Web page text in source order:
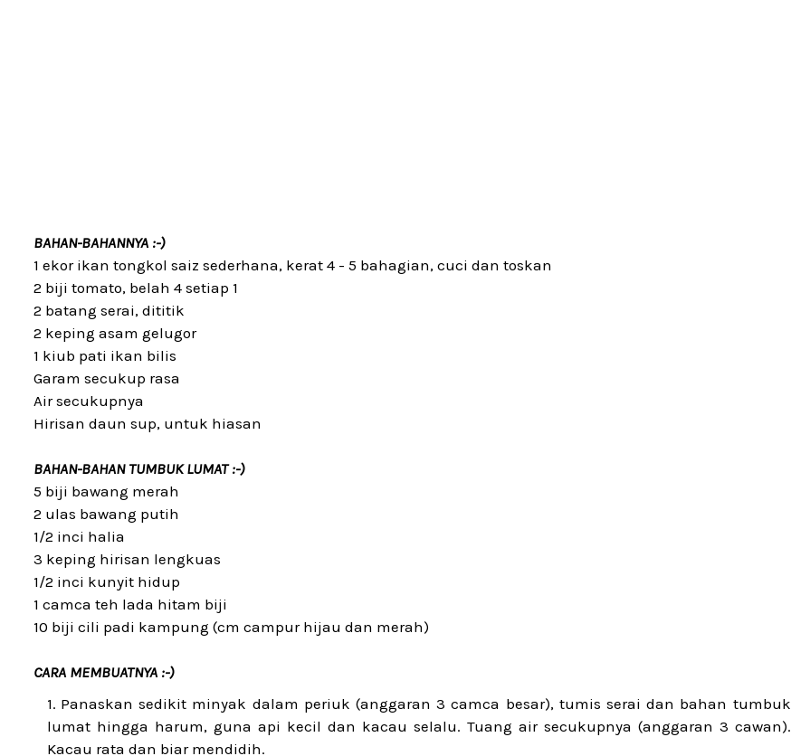
BAHAN-BAHANNYA :-)
1 ekor ikan tongkol saiz sederhana, kerat 4 - 5 bahagian, cuci dan toskan
2 biji tomato, belah 4 setiap 1
2 batang serai, dititik
2 keping asam gelugor
1 kiub pati ikan bilis
Garam secukup rasa
Air secukupnya
Hirisan daun sup, untuk hiasan
BAHAN-BAHAN TUMBUK LUMAT :-)
5 biji bawang merah
2 ulas bawang putih
1/2 inci halia
3 keping hirisan lengkuas
1/2 inci kunyit hidup
1 camca teh lada hitam biji
10 biji cili padi kampung (cm campur hijau dan merah)
CARA MEMBUATNYA :-)
Panaskan sedikit minyak dalam periuk (anggaran 3 camca besar), tumis serai dan bahan tumbuk
lumat hingga harum, guna api kecil dan kacau selalu. Tuang air secukupnya (anggaran 3 cawan).
Kacau rata dan biar mendidih.